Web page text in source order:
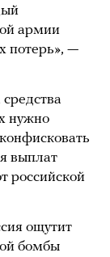
армии
потерь», —
нужно
выплат
российской
ощутит
бомбы